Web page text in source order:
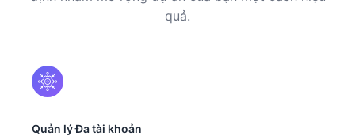
quả.
Quản lý Đa tài khoản